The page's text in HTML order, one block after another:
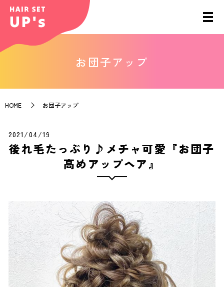
お団子アップ
HOME お団子アップ
2021/04/19
後れ毛たっぷり♪メチャ可愛『お団子
高めアップヘア』